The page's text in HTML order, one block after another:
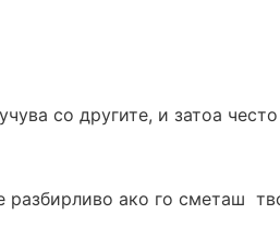
со другите, и затоа
разбирливо ако го сметаш